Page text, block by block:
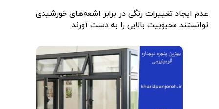
عدم ایجاد تغییرات رنگی در برابر اشعه‌های خورشیدی
توانستند محبوبیت بالایی را به دست آورند.